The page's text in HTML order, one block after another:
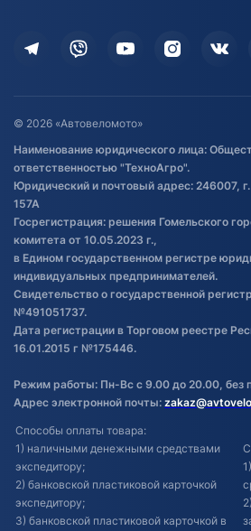
Дополнительные услуги
Оставить отзыв
Договор публичной оферты
Обработка файлов cookie
Постановка транспорта на учет
Обновления в ЭПТС 2024
© 2026 «Автовеломото»
Наименование юридического лица:
ответственностью "ТехноАгро".
Юридический и почтовый адрес: 246007,
157А
Госрегистрация: решения Гомельского
комитета от 10.05.2023 г.,
в Едином государственном регистре
индивидуальных предпринимателей.
Свидетельство о государственной
№491051737.
Дата регистрации в Торговом реестре
16.01.2015 г №175446.
Режим работы: Пн-Вс с 9.00 до 20.00, без
Адрес электронной почты:
Способы оплаты товара:
1) наличными денежными средствами
экспедитору;
2) банковской пластиковой карточкой
экспедитору;
3) банковской пластиковой карточкой в